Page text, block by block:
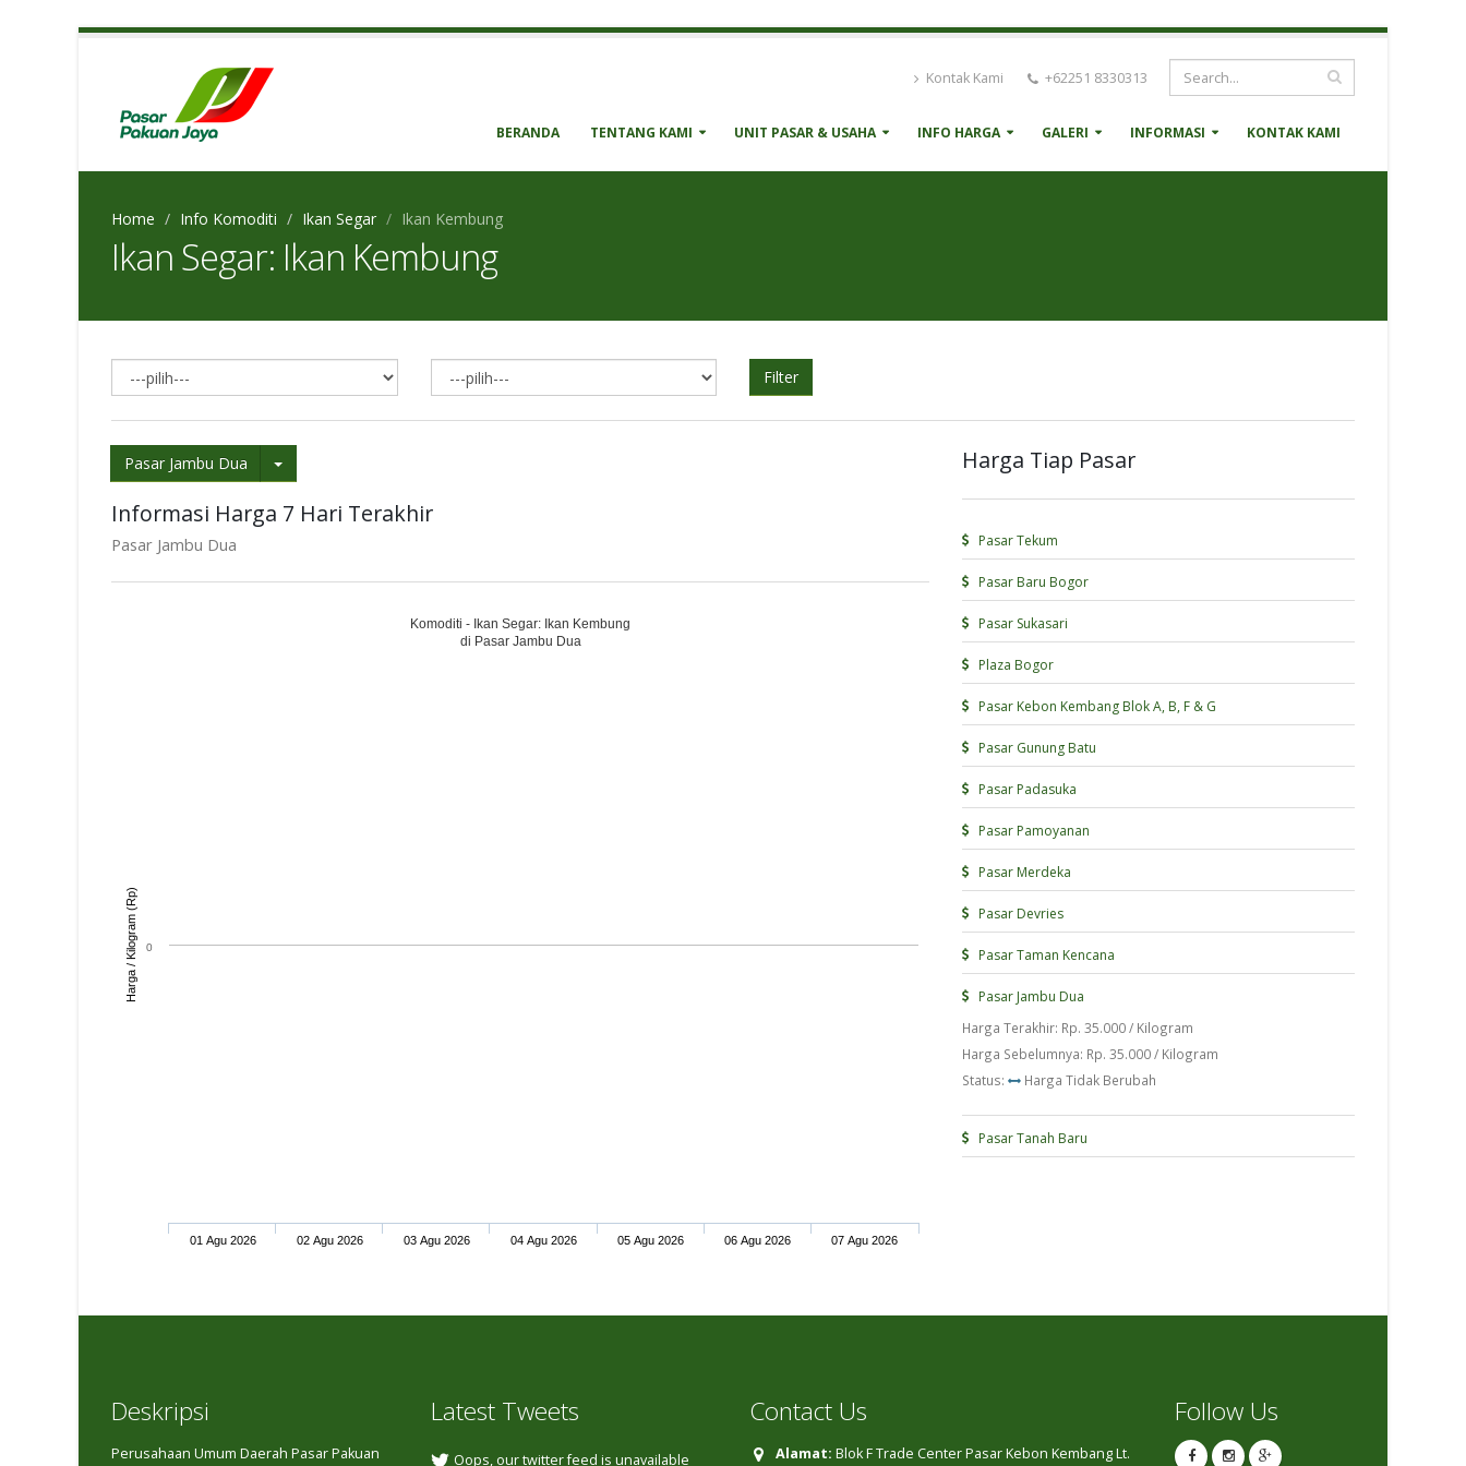
Kontak Kami +62251 8330313
BERANDA TENTANG KAMI UNIT PASAR & USAHA INFO HARGA GALERI INFORMASI KONTAK KAMI
Home Info Komoditi Ikan Segar Ikan Kembung
Ikan Segar: Ikan Kembung
Filter
Pasar Jambu Dua
Informasi Harga 7 Hari Terakhir
Pasar Jambu Dua
Harga / Kilogram (Rp)
Komoditi - Ikan Segar: Ikan Kembung
di Pasar Jambu Dua
01 Agu 2026 02 Agu 2026 03 Agu 2026 04 Agu 2026 05 Agu 2026 06 Agu 2026 07 Agu 2026
0
Harga Tiap Pasar
Pasar Tekum
Pasar Baru Bogor
Pasar Sukasari
Plaza Bogor
Pasar Kebon Kembang Blok A, B, F & G
Pasar Gunung Batu
Pasar Padasuka
Pasar Pamoyanan
Pasar Merdeka
Pasar Devries
Pasar Taman Kencana
Pasar Jambu Dua
Harga Terakhir: Rp. 35.000 / Kilogram
Harga Sebelumnya: Rp. 35.000 / Kilogram
Status:
Harga Tidak Berubah
Pasar Tanah Baru
Deskripsi
Perusahaan Umum Daerah Pasar Pakuan
Latest Tweets
Oops, our twitter feed is unavailable
Contact Us
Alamat: Blok F Trade Center Pasar Kebon Kembang Lt.
Follow Us